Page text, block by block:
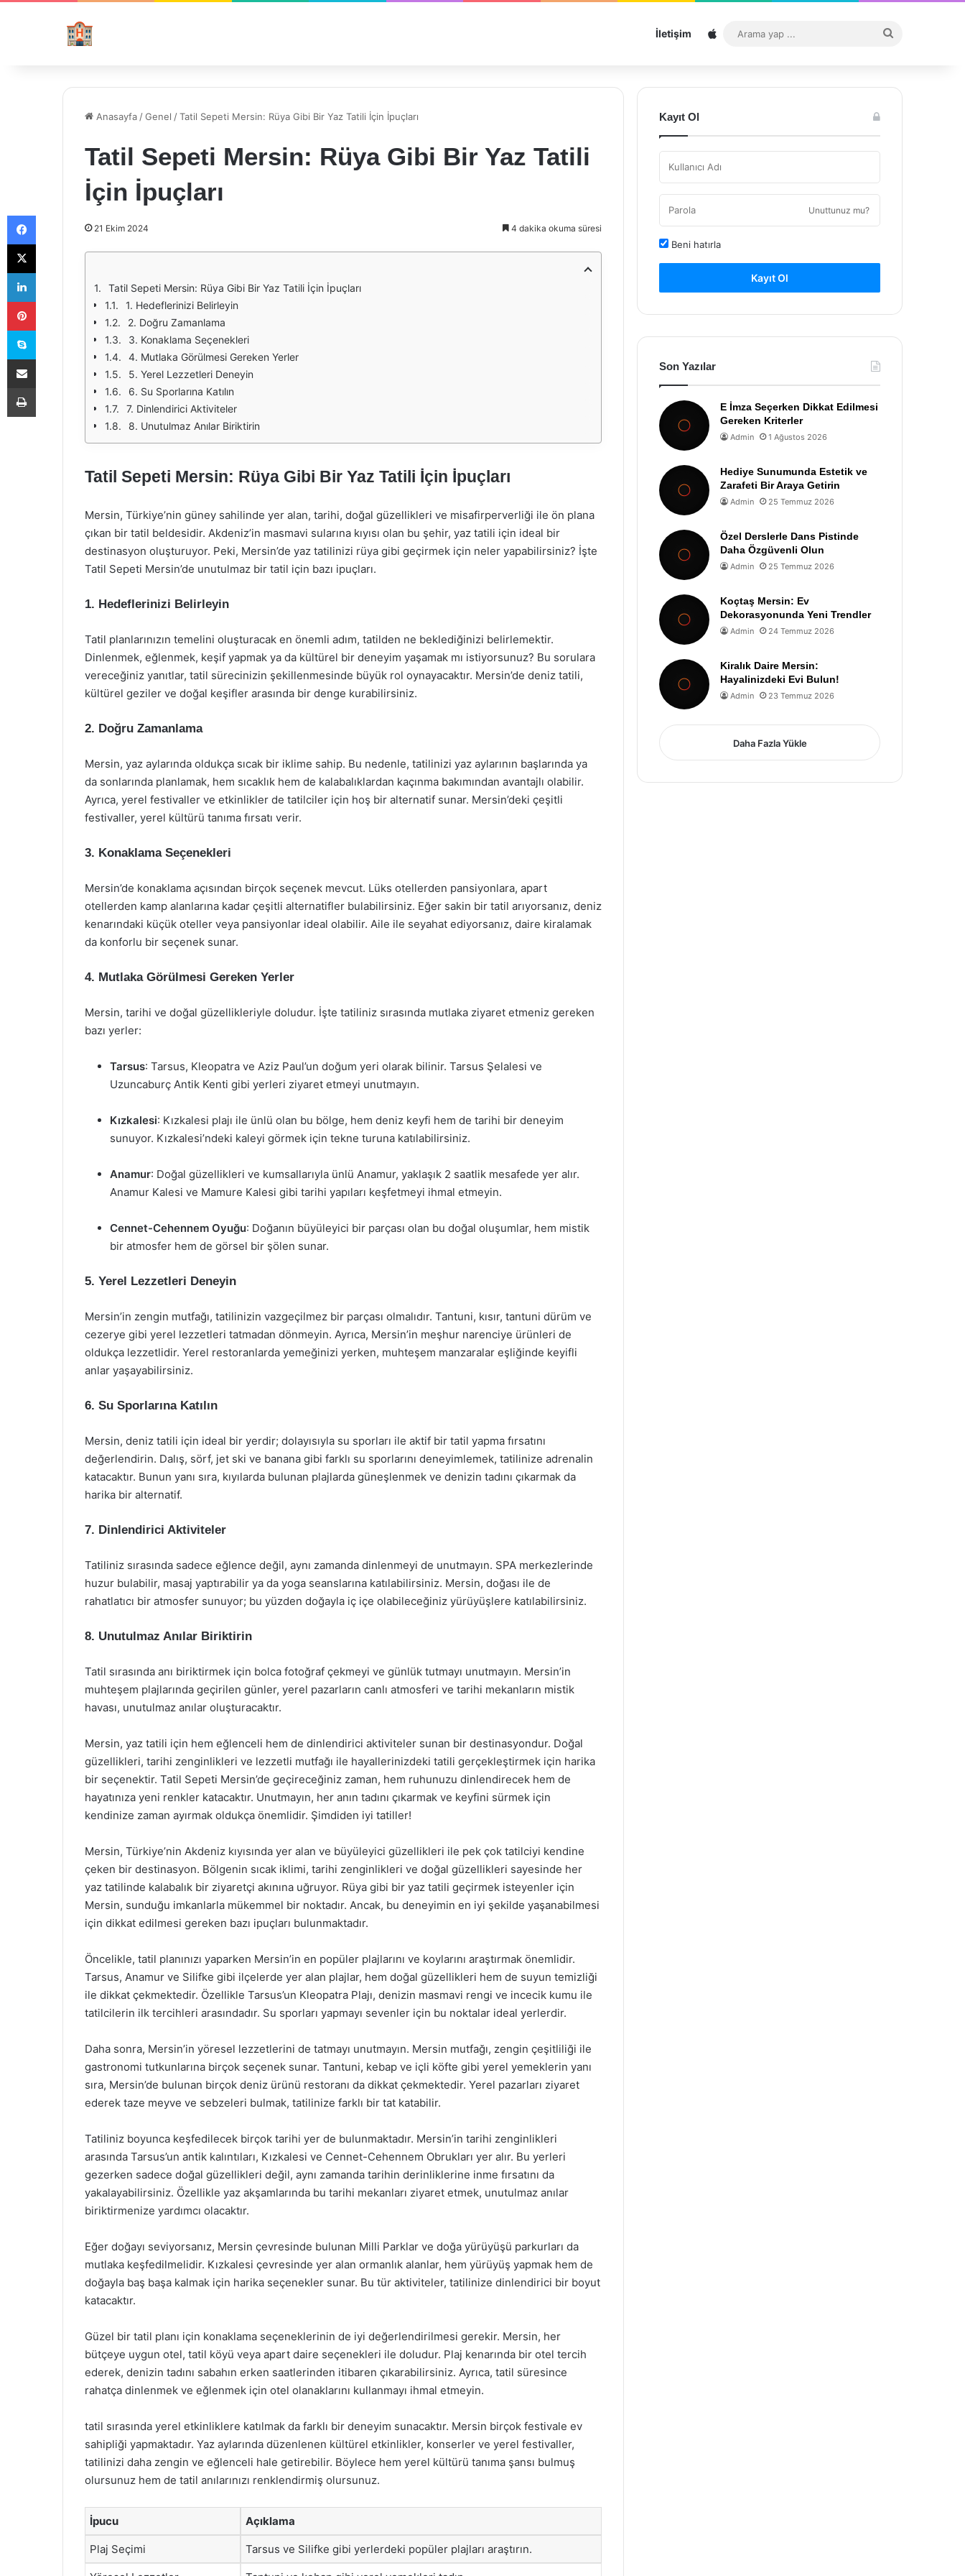
İletişim Sitemap
...
Anasayfa /Genel /Tatil Sepeti Mersin: Rüya Gibi Bir Yaz Tatili İçin İpuçları
Tatil Sepeti Mersin: Rüya Gibi Bir Yaz Tatili
İçin İpuçları
21 Ekim 2024 4 dakika okuma süresi
Tatil Sepeti Mersin: Rüya Gibi Bir Yaz Tatili İçin İpuçları
1. Hedeflerinizi Belirleyin
2. Doğru Zamanlama
3. Konaklama Seçenekleri
4. Mutlaka Görülmesi Gereken Yerler
5. Yerel Lezzetleri Deneyin
6. Su Sporlarına Katılın
7. Dinlendirici Aktiviteler
8. Unutulmaz Anılar Biriktirin
Tatil Sepeti Mersin: Rüya Gibi Bir Yaz Tatili İçin İpuçları
Mersin, Türkiye’nin güney sahilinde yer alan, tarihi, doğal güzellikleri ve misafirperverliği ile ön plana
çıkan bir tatil beldesidir. Akdeniz’in masmavi sularına kıyısı olan bu şehir, yaz tatili için ideal bir
destinasyon oluşturuyor. Peki, Mersin’de yaz tatilinizi rüya gibi geçirmek için neler yapabilirsiniz? İşte
Tatil Sepeti Mersin’de unutulmaz bir tatil için bazı ipuçları.
1. Hedeflerinizi Belirleyin
Tatil planlarınızın temelini oluşturacak en önemli adım, tatilden ne beklediğinizi belirlemektir.
Dinlenmek, eğlenmek, keşif yapmak ya da kültürel bir deneyim yaşamak mı istiyorsunuz? Bu sorulara
vereceğiniz yanıtlar, tatil sürecinizin şekillenmesinde büyük rol oynayacaktır. Mersin’de deniz tatili,
kültürel geziler ve doğal keşifler arasında bir denge kurabilirsiniz.
2. Doğru Zamanlama
Mersin, yaz aylarında oldukça sıcak bir iklime sahip. Bu nedenle, tatilinizi yaz aylarının başlarında ya
da sonlarında planlamak, hem sıcaklık hem de kalabalıklardan kaçınma bakımından avantajlı olabilir.
Ayrıca, yerel festivaller ve etkinlikler de tatilciler için hoş bir alternatif sunar. Mersin’deki çeşitli
festivaller, yerel kültürü tanıma fırsatı verir.
3. Konaklama Seçenekleri
Mersin’de konaklama açısından birçok seçenek mevcut. Lüks otellerden pansiyonlara, apart
otellerden kamp alanlarına kadar çeşitli alternatifler bulabilirsiniz. Eğer sakin bir tatil arıyorsanız, deniz
kenarındaki küçük oteller veya pansiyonlar ideal olabilir. Aile ile seyahat ediyorsanız, daire kiralamak
da konforlu bir seçenek sunar.
4. Mutlaka Görülmesi Gereken Yerler
Mersin, tarihi ve doğal güzellikleriyle doludur. İşte tatiliniz sırasında mutlaka ziyaret etmeniz gereken
bazı yerler:
Tarsus: Tarsus, Kleopatra ve Aziz Paul’un doğum yeri olarak bilinir. Tarsus Şelalesi ve
Uzuncaburç Antik Kenti gibi yerleri ziyaret etmeyi unutmayın.
Kızkalesi: Kızkalesi plajı ile ünlü olan bu bölge, hem deniz keyfi hem de tarihi bir deneyim
sunuyor. Kızkalesi’ndeki kaleyi görmek için tekne turuna katılabilirsiniz.
Anamur: Doğal güzellikleri ve kumsallarıyla ünlü Anamur, yaklaşık 2 saatlik mesafede yer alır.
Anamur Kalesi ve Mamure Kalesi gibi tarihi yapıları keşfetmeyi ihmal etmeyin.
Cennet-Cehennem Oyuğu: Doğanın büyüleyici bir parçası olan bu doğal oluşumlar, hem mistik
bir atmosfer hem de görsel bir şölen sunar.
5. Yerel Lezzetleri Deneyin
Mersin’in zengin mutfağı, tatilinizin vazgeçilmez bir parçası olmalıdır. Tantuni, kısır, tantuni dürüm ve
cezerye gibi yerel lezzetleri tatmadan dönmeyin. Ayrıca, Mersin’in meşhur narenciye ürünleri de
oldukça lezzetlidir. Yerel restoranlarda yemeğinizi yerken, muhteşem manzaralar eşliğinde keyifli
anlar yaşayabilirsiniz.
6. Su Sporlarına Katılın
Mersin, deniz tatili için ideal bir yerdir; dolayısıyla su sporları ile aktif bir tatil yapma fırsatını
değerlendirin. Dalış, sörf, jet ski ve banana gibi farklı su sporlarını deneyimlemek, tatilinize adrenalin
katacaktır. Bunun yanı sıra, kıyılarda bulunan plajlarda güneşlenmek ve denizin tadını çıkarmak da
harika bir alternatif.
7. Dinlendirici Aktiviteler
Tatiliniz sırasında sadece eğlence değil, aynı zamanda dinlenmeyi de unutmayın. SPA merkezlerinde
huzur bulabilir, masaj yaptırabilir ya da yoga seanslarına katılabilirsiniz. Mersin, doğası ile de
rahatlatıcı bir atmosfer sunuyor; bu yüzden doğayla iç içe olabileceğiniz yürüyüşlere katılabilirsiniz.
8. Unutulmaz Anılar Biriktirin
Tatil sırasında anı biriktirmek için bolca fotoğraf çekmeyi ve günlük tutmayı unutmayın. Mersin’in
muhteşem plajlarında geçirilen günler, yerel pazarların canlı atmosferi ve tarihi mekanların mistik
havası, unutulmaz anılar oluşturacaktır.
Mersin, yaz tatili için hem eğlenceli hem de dinlendirici aktiviteler sunan bir destinasyondur. Doğal
güzellikleri, tarihi zenginlikleri ve lezzetli mutfağı ile hayallerinizdeki tatili gerçekleştirmek için harika
bir seçenektir. Tatil Sepeti Mersin’de geçireceğiniz zaman, hem ruhunuzu dinlendirecek hem de
hayatınıza yeni renkler katacaktır. Unutmayın, her anın tadını çıkarmak ve keyfini sürmek için
kendinize zaman ayırmak oldukça önemlidir. Şimdiden iyi tatiller!
Mersin, Türkiye’nin Akdeniz kıyısında yer alan ve büyüleyici güzellikleri ile pek çok tatilciyi kendine
çeken bir destinasyon. Bölgenin sıcak iklimi, tarihi zenginlikleri ve doğal güzellikleri sayesinde her
yaz tatilinde kalabalık bir ziyaretçi akınına uğruyor. Rüya gibi bir yaz tatili geçirmek isteyenler için
Mersin, sunduğu imkanlarla mükemmel bir noktadır. Ancak, bu deneyimin en iyi şekilde yaşanabilmesi
için dikkat edilmesi gereken bazı ipuçları bulunmaktadır.
Öncelikle, tatil planınızı yaparken Mersin’in en popüler plajlarını ve koylarını araştırmak önemlidir.
Tarsus, Anamur ve Silifke gibi ilçelerde yer alan plajlar, hem doğal güzellikleri hem de suyun temizliği
ile dikkat çekmektedir. Özellikle Tarsus’un Kleopatra Plajı, denizin masmavi rengi ve incecik kumu ile
tatilcilerin ilk tercihleri arasındadır. Su sporları yapmayı sevenler için bu noktalar ideal yerlerdir.
Daha sonra, Mersin’in yöresel lezzetlerini de tatmayı unutmayın. Mersin mutfağı, zengin çeşitliliği ile
gastronomi tutkunlarına birçok seçenek sunar. Tantuni, kebap ve içli köfte gibi yerel yemeklerin yanı
sıra, Mersin’de bulunan birçok deniz ürünü restoranı da dikkat çekmektedir. Yerel pazarları ziyaret
ederek taze meyve ve sebzeleri bulmak, tatilinize farklı bir tat katabilir.
Tatiliniz boyunca keşfedilecek birçok tarihi yer de bulunmaktadır. Mersin’in tarihi zenginlikleri
arasında Tarsus’un antik kalıntıları, Kızkalesi ve Cennet-Cehennem Obrukları yer alır. Bu yerleri
gezerken sadece doğal güzellikleri değil, aynı zamanda tarihin derinliklerine inme fırsatını da
yakalayabilirsiniz. Özellikle yaz akşamlarında bu tarihi mekanları ziyaret etmek, unutulmaz anılar
biriktirmenize yardımcı olacaktır.
Eğer doğayı seviyorsanız, Mersin çevresinde bulunan Milli Parklar ve doğa yürüyüşü parkurları da
mutlaka keşfedilmelidir. Kızkalesi çevresinde yer alan ormanlık alanlar, hem yürüyüş yapmak hem de
doğayla baş başa kalmak için harika seçenekler sunar. Bu tür aktiviteler, tatilinize dinlendirici bir boyut
katacaktır.
Güzel bir tatil planı için konaklama seçeneklerinin de iyi değerlendirilmesi gerekir. Mersin, her
bütçeye uygun otel, tatil köyü veya apart daire seçenekleri ile doludur. Plaj kenarında bir otel tercih
ederek, denizin tadını sabahın erken saatlerinden itibaren çıkarabilirsiniz. Ayrıca, tatil süresince
rahatça dinlenmek ve eğlenmek için otel olanaklarını kullanmayı ihmal etmeyin.
tatil sırasında yerel etkinliklere katılmak da farklı bir deneyim sunacaktır. Mersin birçok festivale ev
sahipliği yapmaktadır. Yaz aylarında düzenlenen kültürel etkinlikler, konserler ve yerel festivaller,
tatilinizi daha zengin ve eğlenceli hale getirebilir. Böylece hem yerel kültürü tanıma şansı bulmuş
olursunuz hem de tatil anılarınızı renklendirmiş olursunuz.
İpucu Açıklama
Plaj Seçimi Tarsus ve Silifke gibi yerlerdeki popüler plajları araştırın.
Kayıt Ol
Unuttunuz mu?
Beni hatırla
Kayıt Ol
Son Yazılar
E İmza Seçerken Dikkat Edilmesi
Gereken Kriterler
Admin 1 Ağustos 2026
Hediye Sunumunda Estetik ve
Zarafeti Bir Araya Getirin
Admin 25 Temmuz 2026
Özel Derslerle Dans Pistinde
Daha Özgüvenli Olun
Admin 25 Temmuz 2026
Koçtaş Mersin: Ev
Dekorasyonunda Yeni Trendler
Admin 24 Temmuz 2026
Kiralık Daire Mersin:
Hayalinizdeki Evi Bulun!
Admin 23 Temmuz 2026
Daha Fazla Yükle
Facebook
X
LinkedIn
Pinterest
Skype
E-Posta ile paylaş